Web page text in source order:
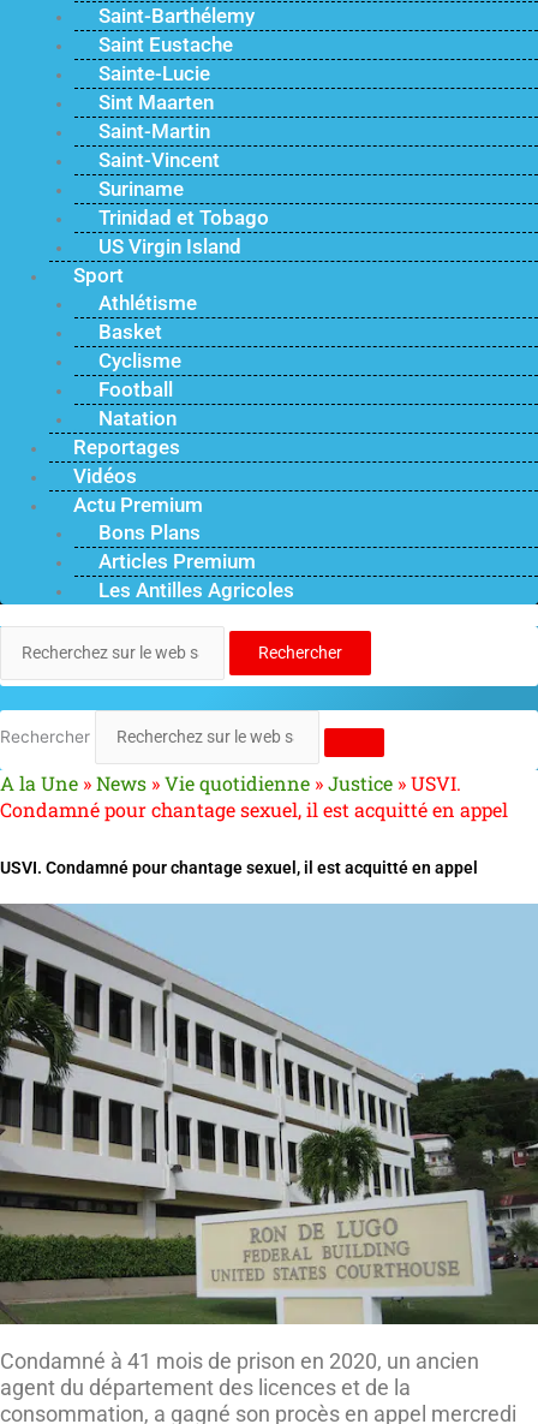
Saint-Barthélemy
Saint Eustache
Sainte-Lucie
Sint Maarten
Saint-Martin
Saint-Vincent
Suriname
Trinidad et Tobago
US Virgin Island
Sport
Athlétisme
Basket
Cyclisme
Football
Natation
Reportages
Vidéos
Actu Premium
Bons Plans
Articles Premium
Les Antilles Agricoles
Rechercher
Rechercher
A la Une »News »Vie quotidienne »Justice »USVI.
Condamné pour chantage sexuel, il est acquitté en appel
USVI. Condamné pour chantage sexuel, il est acquitté en appel
Condamné à 41 mois de prison en 2020, un ancien
agent du département des licences et de la
consommation, a gagné son procès en appel mercredi